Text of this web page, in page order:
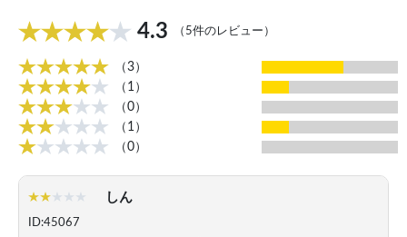
4.3 （5件のレビュー）
（3）
（1）
（0）
（1）
（0）
しん
ID:45067